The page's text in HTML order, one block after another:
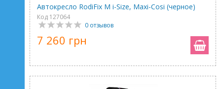
Автокресло RodiFix M i-Size, Maxi-Cosi (черное)
Код 127064
0 отзывов
7 260 грн